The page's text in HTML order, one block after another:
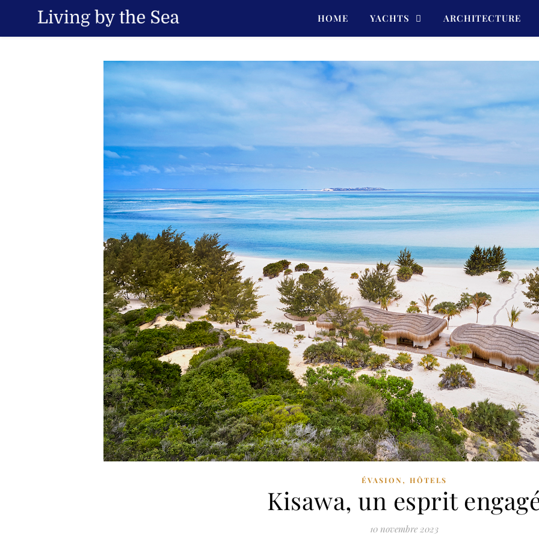
HOME YACHTS ARCHITECTURE
ÉVASION , HÔTELS
Kisawa, un esprit
10 novembre 2023